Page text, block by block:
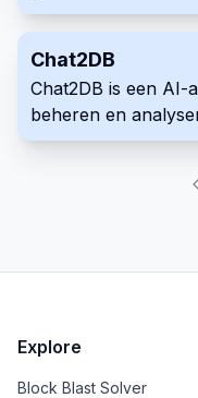
taal input omzet in
Chat2DB
Chat2DB is een
beheren en
gebruikt natuurlijke
meerdere
voeren en visuele
Explore
Block Blast Solver